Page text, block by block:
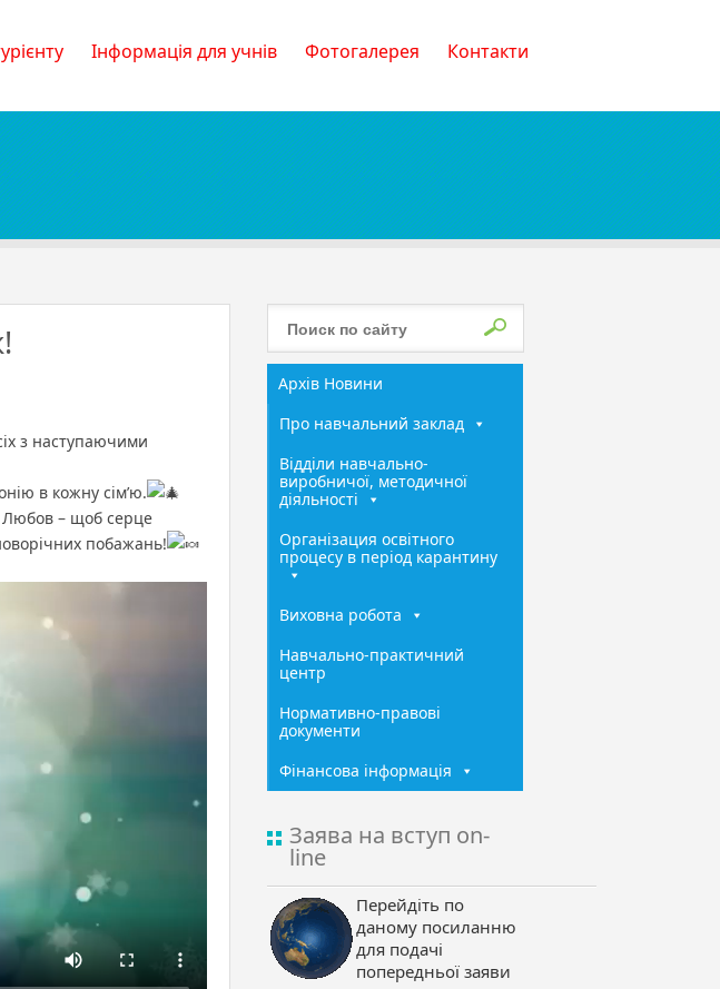
Інформація для учнів Фотогалерея Контакти
з наступаючими
в кожну сім’ю.
Любов – щоб серце
побажань!
Архів Новини
Про навчальний заклад
Відділи навчально-
виробничої, методичної
діяльності
Організация освітного
процесу в період карантину
Виховна робота
Навчально-практичний
центр
Нормативно-правові
документи
Фінансова інформація
Заява на вступ on-
line
Перейдіть по
даному посиланню
для подачі
попередньої заяви